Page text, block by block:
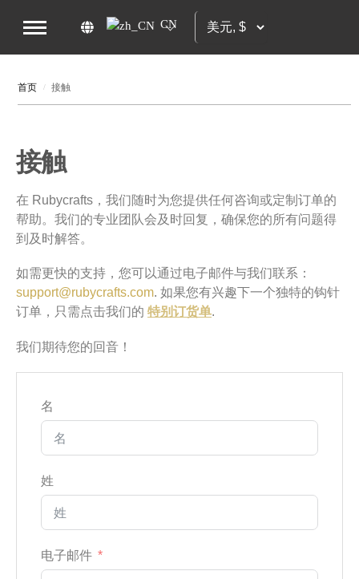
CN
首页 / 接触
接触
在 Rubycrafts，我们随时为您提供任何咨询或定制订单的
帮助。我们的专业团队会及时回复，确保您的所有问题得
到及时解答。
如需更快的支持，您可以通过电子邮件与我们联系：
support@rubycrafts.c​​om. 如果您有兴趣下一个独特的钩针
订单，只需点击我们的 特别订货单.
我们期待您的回音！
名
姓
电子邮件